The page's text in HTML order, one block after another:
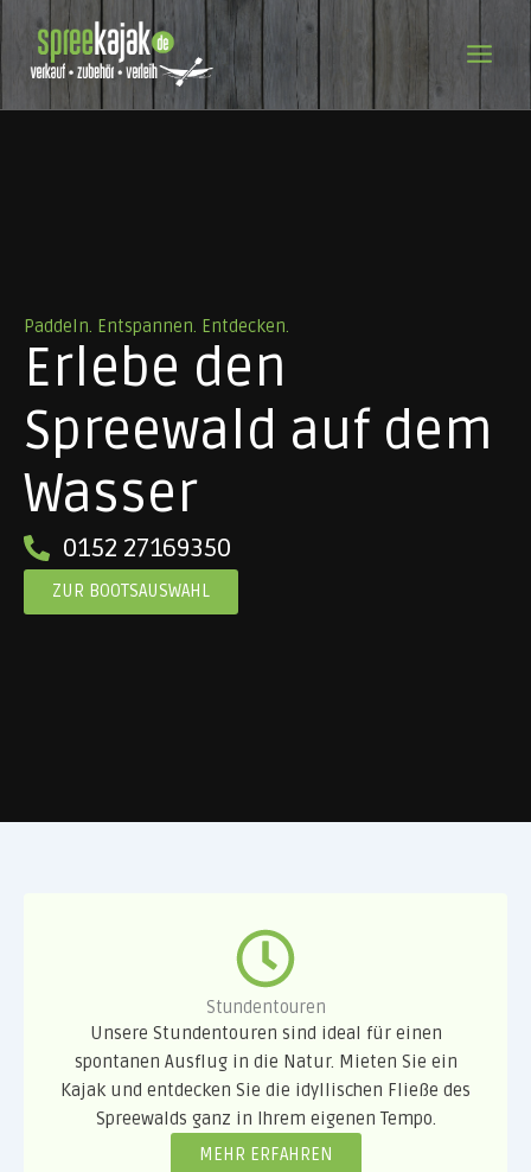
Inhalt
springen
Paddeln. Entspannen. Entdecken.
Erlebe den
Spreewald auf dem
Wasser
0152 27169350
ZUR BOOTSAUSWAHL
Stundentouren
Unsere Stundentouren sind ideal für einen
spontanen Ausflug in die Natur. Mieten Sie ein
Kajak und entdecken Sie die idyllischen Fließe des
Spreewalds ganz in Ihrem eigenen Tempo.
MEHR ERFAHREN